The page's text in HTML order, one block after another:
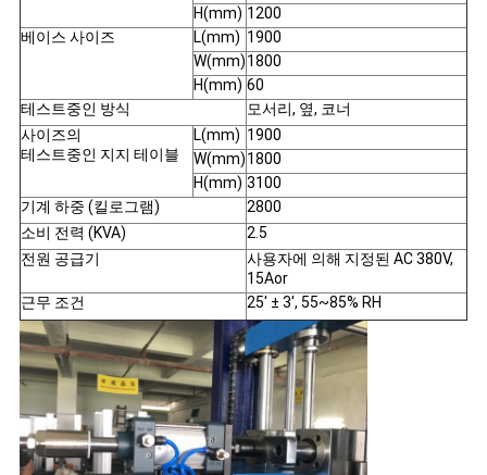
SHOW
SITEMAP
PRIVACY
POLICY
H(mm) 1200
베이스 사이즈
L(mm) 1900
W(mm)1800
H(mm) 60
테스트중인 방식
모서리, 옆, 코너
사이즈의
테스트중인 지지 테이블
L(mm) 1900
W(mm)1800
H(mm) 3100
기계 하중 (킬로그램)
2800
소비 전력 (KVA)
2.5
전원 공급기
사용자에 의해 지정된 AC 380V,
15Aor
근무 조건
25' ± 3', 55~85% RH